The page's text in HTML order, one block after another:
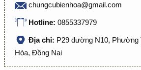
chungcubienhoa@gmail.com
Hotline: 0855337979
Địa chỉ: P29 đường N10, Phường
Hòa, Đồng Nai